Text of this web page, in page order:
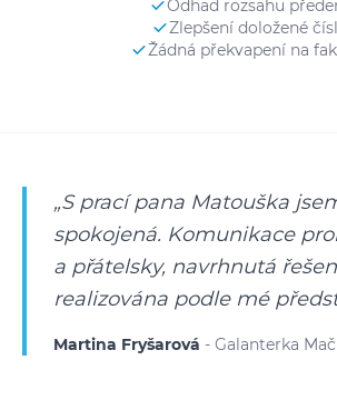
Odhad rozsahu
Zlepšení doložené
Žádná překvapení na
„S prací pana Matouška
spokojená. Komunikace
a přátelsky, navrhnutá
realizována podle mé
Martina Fryšarová - Galanterka